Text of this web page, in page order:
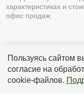
Пользуясь сайтом
согласие на
cookie-файлов.
характеристиках и
офис продаж.
Разработка сайта
Политика